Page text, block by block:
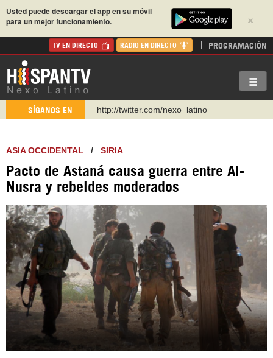
×
Usted puede descargar el app en su móvil
para un mejor funcionamiento.
TV EN DIRECTO RADIO EN DIRECTO PROGRAMACIÓN
SÍGANOS EN
http://twitter.com/nexo_latino
https://urmedium.com/c/hispantv
WhatsApp y Viber: +98 921 79 29 404
Instagram como: hispan_tv
https://www.youtube.com/@nexo_latino
ASIA OCCIDENTAL / SIRIA
Pacto de Astaná causa guerra entre Al-
Nusra y rebeldes moderados